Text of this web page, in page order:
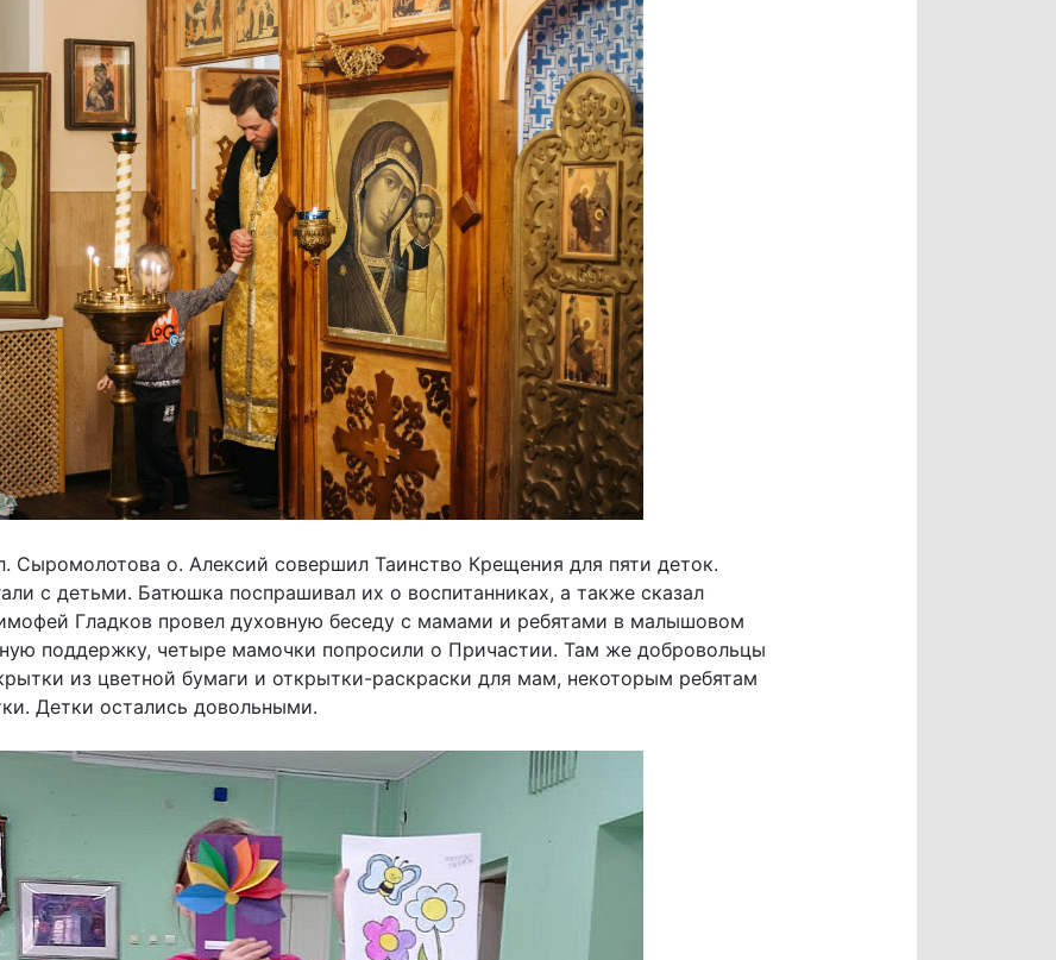
Сыромолотова о. Алексий совершил Таинство Крещения для пяти деток.
с детьми. Батюшка поспрашивал их о воспитанниках, а также сказал
Гладков провел духовную беседу с мамами и ребятами в малышовом
поддержку, четыре мамочки попросили о Причастии. Там же добровольцы
из цветной бумаги и открытки-раскраски для мам, некоторым ребятам
Детки остались довольными.